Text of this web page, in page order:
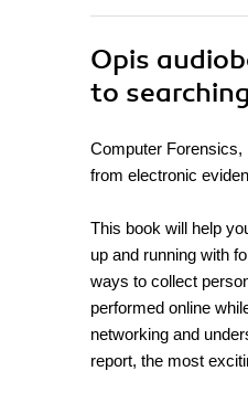
Opis
to
Computer Forensics,
from electronic
This book will help
up and running with
ways to collect
performed online
networking and
report, the most